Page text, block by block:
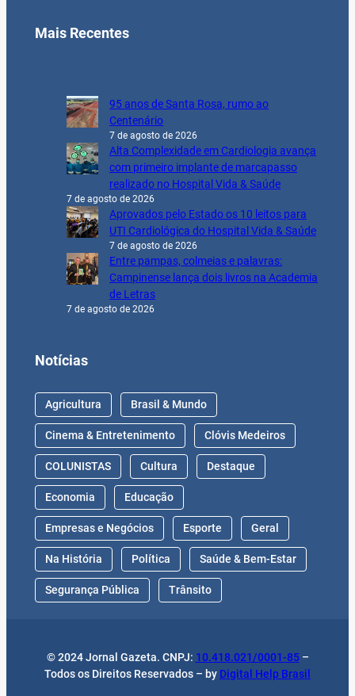
Mais Recentes
95 anos de Santa Rosa, rumo ao
Centenário
7 de agosto de 2026
Alta Complexidade em Cardiologia avança
com primeiro implante de marcapasso
realizado no Hospital Vida & Saúde
7 de agosto de 2026
Aprovados pelo Estado os 10 leitos para
UTI Cardiológica do Hospital Vida & Saúde
7 de agosto de 2026
Entre pampas, colmeias e palavras:
Campinense lança dois livros na Academia
de Letras
7 de agosto de 2026
Notícias
Agricultura Brasil & Mundo
Cinema & Entretenimento Clóvis Medeiros
COLUNISTAS Cultura Destaque
Economia Educação
Empresas e Negócios Esporte Geral
Na História Política Saúde & Bem-Estar
Segurança Pública Trânsito
© 2024 Jornal Gazeta. CNPJ: 10.418.021/0001-85–
Todos os Direitos Reservados – by Digital Help Brasil